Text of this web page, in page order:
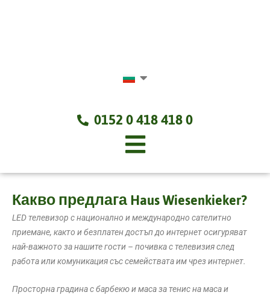
0152 0 418 418 0
Какво предлага Haus Wiesenkieker?
LED телевизор с национално и международно сателитно
приемане, както и безплатен достъп до интернет осигуряват
най-важното за нашите гости – почивка с телевизия след
работа или комуникация със семействата им чрез интернет.
Просторна градина с барбекю и маса за тенис на маса и